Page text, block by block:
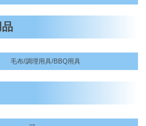
毛布/調理用具/BBQ用具